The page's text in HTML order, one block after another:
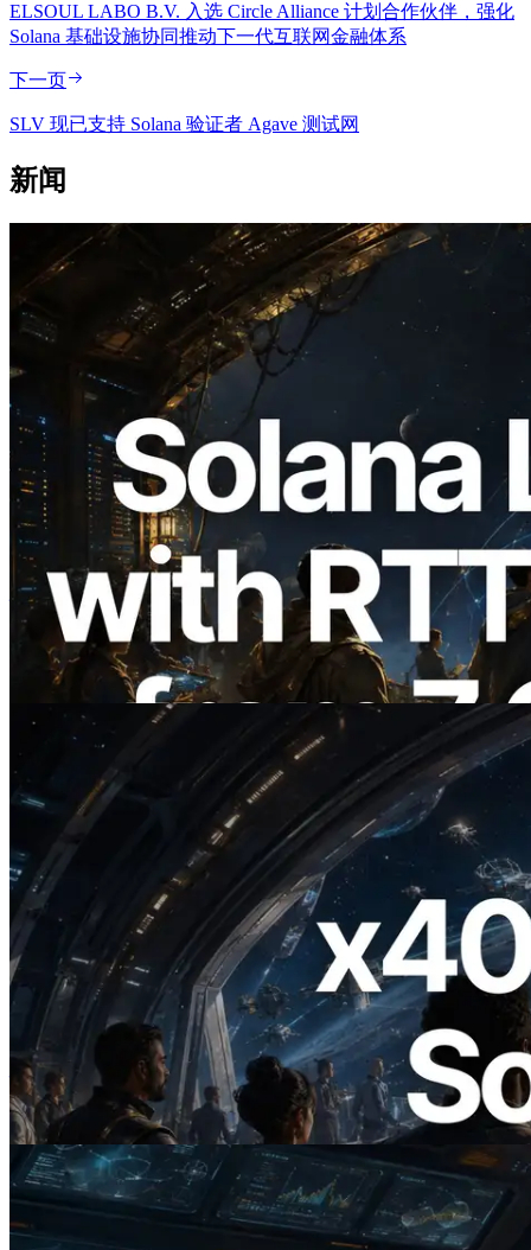
ELSOUL LABO B.V. 入选 Circle Alliance 计划合作伙伴，强化
Solana 基础设施协同推动下一代互联网金融体系
下一页
SLV 现已支持 Solana 验证者 Agave 测试网
新闻
2026.08.05
ERPC 扩展 Solana Leader Slot API：新
增全球 7 个区域的 Ping 测量，Validators
Information API 同步上线
阅读此文章
2026.07.04
ERPC 发布支持 x402 支付的 Solana RPC
— AI Agent 按需为 API 付费的时代开启
阅读此文章